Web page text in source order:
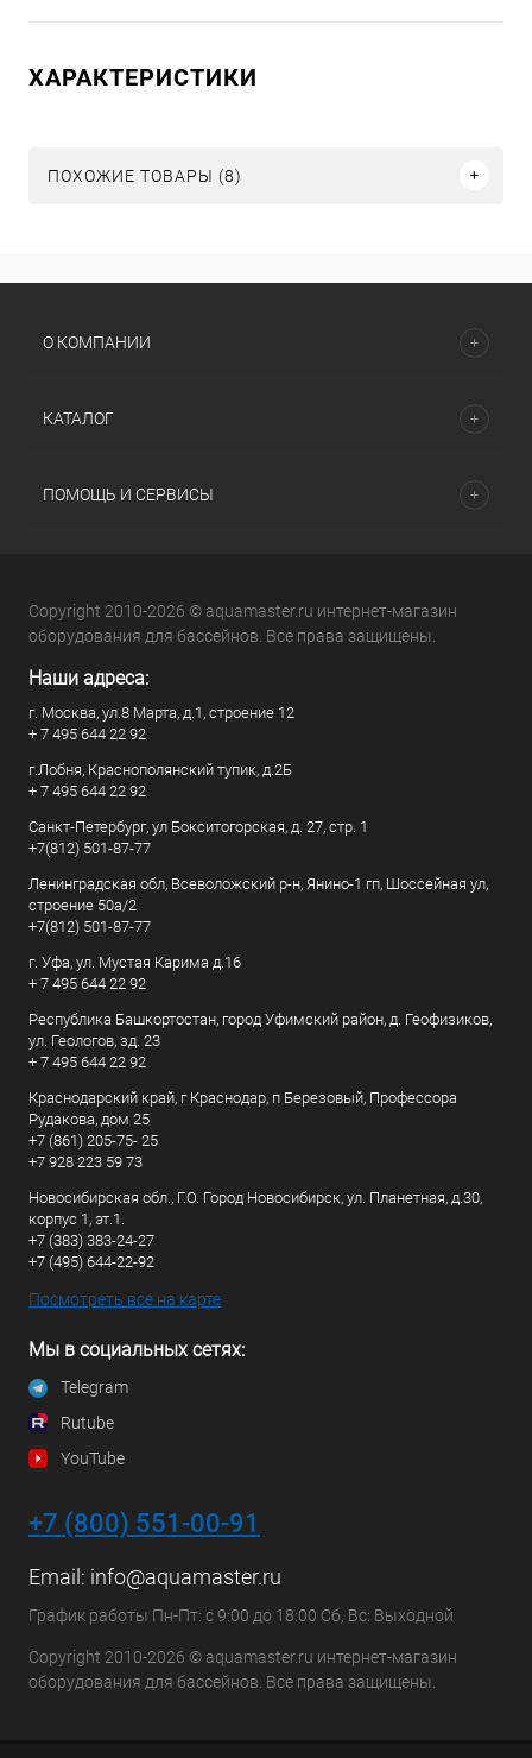
ХАРАКТЕРИСТИКИ
ПОХОЖИЕ ТОВАРЫ (8)
О КОМПАНИИ
КАТАЛОГ
ПОМОЩЬ И СЕРВИСЫ
Copyright 2010-2026 © aquamaster.ru интернет-магазин
оборудования для бассейнов. Все права защищены.
Наши адреса:
г. Москва, ул.8 Марта, д.1, строение 12
+ 7 495 644 22 92
г.Лобня, Краснополянский тупик, д.2Б
+ 7 495 644 22 92
Санкт-Петербург, ул Бокситогорская, д. 27, стр. 1
+7(812) 501-87-77
Ленинградская обл, Всеволожский р-н, Янино-1 гп, Шоссейная ул,
строение 50а/2
+7(812) 501-87-77
г. Уфа, ул. Мустая Карима д.16
+ 7 495 644 22 92
Республика Башкортостан, город Уфимский район, д. Геофизиков,
ул. Геологов, зд. 23
+ 7 495 644 22 92
Краснодарский край, г Краснодар, п Березовый, Профессора
Рудакова, дом 25
+7 (861) 205-75- 25
+7 928 223 59 73
Новосибирская обл., Г.О. Город Новосибирск, ул. Планетная, д.30,
корпус 1, эт.1.
+7 (383) 383-24-27
+7 (495) 644-22-92
Посмотреть все на карте
Мы в социальных сетях:
Telegram
Rutube
YouTube
+7 (800) 551-00-91
Email: info@aquamaster.ru
График работы Пн-Пт: с 9:00 до 18:00 Сб, Вс: Выходной
Copyright 2010-2026 © aquamaster.ru интернет-магазин
оборудования для бассейнов. Все права защищены.